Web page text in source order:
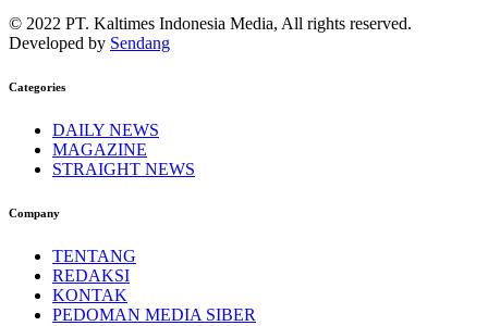
© 2022 PT. Kaltimes Indonesia Media, All rights reserved.
Developed by Sendang
Categories
DAILY NEWS
MAGAZINE
STRAIGHT NEWS
Company
TENTANG
REDAKSI
KONTAK
PEDOMAN MEDIA SIBER